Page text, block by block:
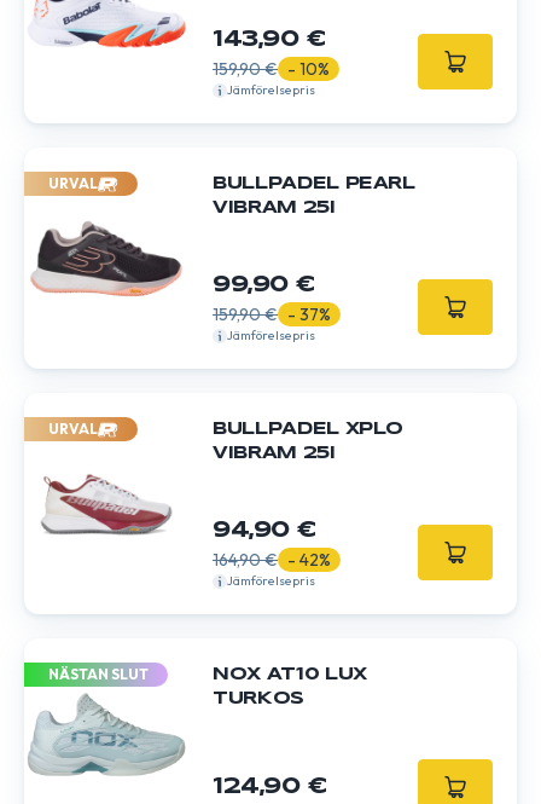
143,90 €
159,90 € - 10%
Jämförelsepris
URVAL
BULLPADEL PEARL
VIBRAM 25I
99,90 €
159,90 € - 37%
Jämförelsepris
URVAL
BULLPADEL XPLO
VIBRAM 25I
94,90 €
164,90 € - 42%
Jämförelsepris
NÄSTAN SLUT
NOX AT10 LUX
TURKOS
124,90 €